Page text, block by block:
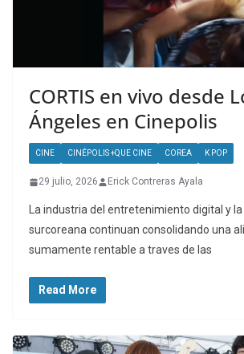
CORTIS en vivo desde
Ángeles en Cinepolis
CINE CINÉPOLIS +QUE CINE COREA K POP
29 julio, 2026 Erick Contreras Ayala
La industria del entretenimiento digital y
surcoreana continuan consolidando una
sumamente rentable a traves de las
Read More